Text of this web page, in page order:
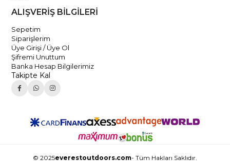
ALIŞVERİŞ BİLGİLERİ
Sepetim
Siparişlerim
Üye Girişi / Üye Ol
Şifremi Unuttum
Banka Hesap Bilgilerimiz
Takipte Kal
© 2025everestoutdoors.com- Tüm Hakları Saklıdır.